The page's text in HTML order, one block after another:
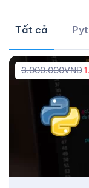
Tất cả
3.000.000VND